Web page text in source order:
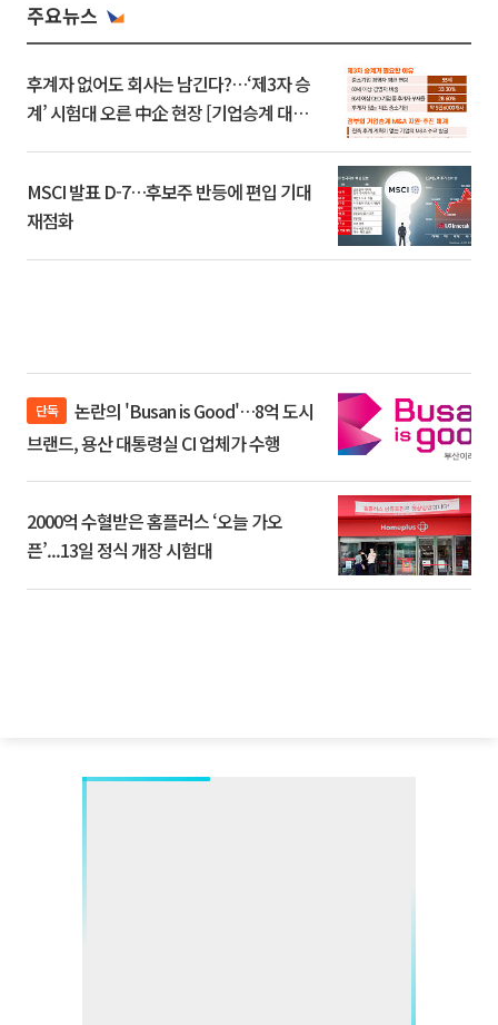
주요뉴스
후계자 없어도 회사는 남긴다?…‘제3자 승
계’ 시험대 오른 中企 현장 [기업승계 대전
MSCI 발표 D-7…후보주 반등에 편입 기대
재점화
단독
브랜드, 용산 대통령실 CI 업체가 수행
2000억 수혈받은 홈플러스 ‘오늘 가오
픈’...13일 정식 개장 시험대